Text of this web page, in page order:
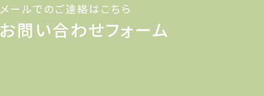
メールでのご連絡はこちら
お問い合わせフォーム